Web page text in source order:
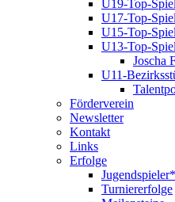
U19-Top-
U17-Top-
U15-Top-
U13-Top-
Joscha
U11-
Förderverein
Newsletter
Kontakt
Links
Erfolge
Turniererfolge